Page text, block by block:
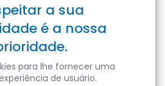
a sua
é a nossa
para lhe fornecer uma
de usuário.